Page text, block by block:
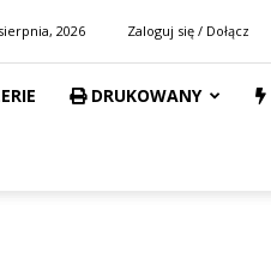
2026 Zaloguj się / Dołącz
DRUKOWANY